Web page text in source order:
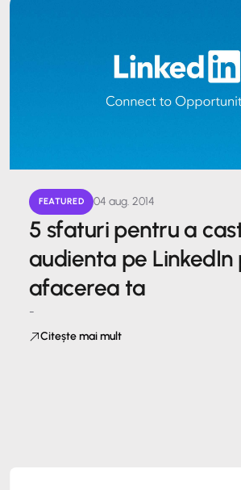
FEATURED 04 aug. 2014
5 sfaturi pentru a
audienta pe LinkedIn
afacerea ta
-
Citește mai mult